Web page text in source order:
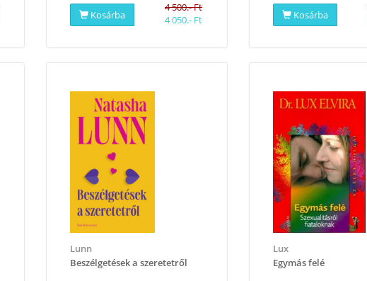
Kosárba
4 500.- Ft
4 050.- Ft
Kosárba
Lunn
Beszélgetések a szeretetről
Lux
Egymás felé